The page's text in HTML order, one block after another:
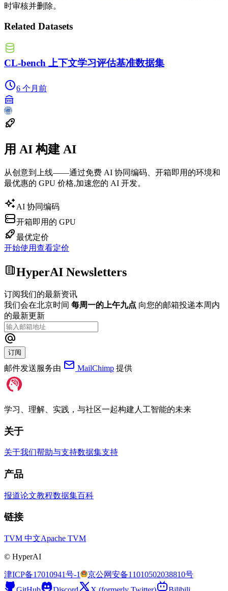
时审核并删除。
Related Datasets
CL-bench 上下文学习评估基准数据集
6 个月前
用 AI 构建 AI
从创意到上线——通过免费 AI 协同编码、开箱即用的环境和
最优惠的 GPU 价格,加速您的 AI 开发。
AI 协同编码
开箱即用的 GPU
最优定价
开始使用查看定价
HyperAI Newsletters
订阅我们的最新资讯
我们会在北京时间 每周一的上午九点 向您的邮箱投递本周内
的最新更新
订阅
邮件发送服务由 MailChimp 提供
学习、理解、实践，与社区一起构建人工智能的未来
关于
关于我们帮助与支持数据集支持
产品
报道论文教程数据集百科
链接
TVM 中文Apache TVM
© HyperAI
津ICP备17010941号-1
京公网安备11010502038810号